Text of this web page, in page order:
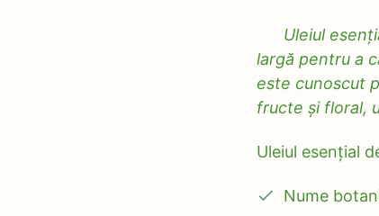
Uleiul
largă pentru a
este cunoscut
fructe și floral,
Uleiul esențial
Nume